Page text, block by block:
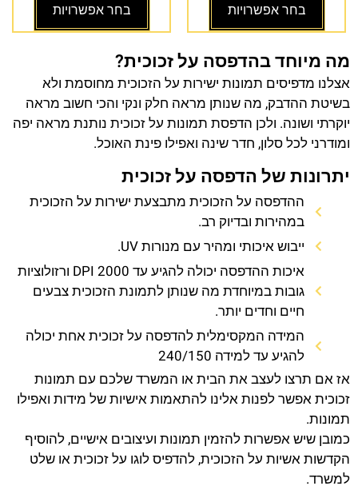
בחר אפשרויות בחר אפשרויות
מה מיוחד בהדפסה על זכוכית?
אצלנו מדפיסים תמונות ישירות על הזכוכית מחוסמת ולא
בשיטת ההדבק, מה שנותן מראה חלק ונקי והכי חשוב מראה
יוקרתי ושונה. ולכן הדפסת תמונות על זכוכית נותנת מראה יפה
ומודרני לכל סלון, חדר שינה ואפילו פינת האוכל.
יתרונות של הדפסה על זכוכית
ההדפסה על הזכוכית מתבצעת ישירות על הזכוכית
במהירות ובדיוק רב.
ייבוש איכותי ומהיר עם מנורות UV.
איכות ההדפסה יכולה להגיע עד 2000 DPI ורזולוציות
גובות במיוחדת מה שנותן לתמונת הזכוכית צבעים
חיים וחדים יותר.
המידה המקסימלית להדפסה על זכוכית אחת יכולה
להגיע עד למידה 240/150
אז אם תרצו לעצב את הבית או המשרד שלכם עם תמונות
זכוכית אפשר לפנות אלינו להתאמות אישיות של מידות ואפילו
תמונות.
כמובן שיש אפשרות להזמין תמונות ועיצובים אישיים, להוסיף
הקדשות אשיות על הזכוכית, להדפיס לוגו על זכוכית או שלט
למשרד.